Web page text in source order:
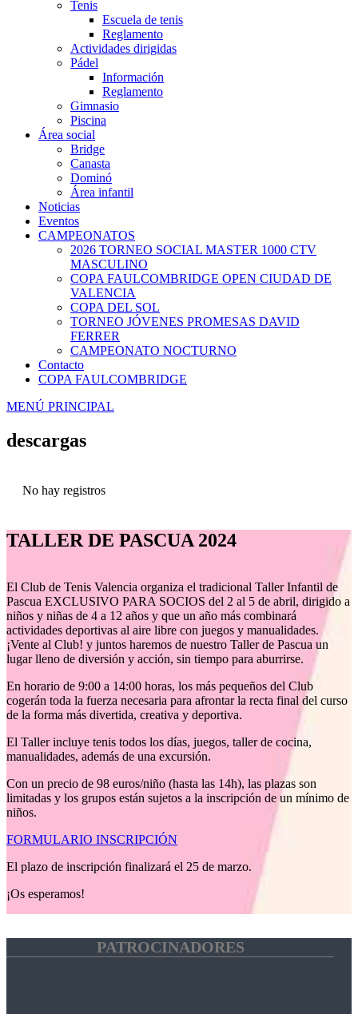
Tenis
Escuela de tenis
Reglamento
Actividades dirigidas
Pádel
Información
Reglamento
Gimnasio
Piscina
Área social
Bridge
Canasta
Dominó
Área infantil
Noticias
Eventos
CAMPEONATOS
2026 TORNEO SOCIAL MASTER 1000 CTV
MASCULINO
COPA FAULCOMBRIDGE OPEN CIUDAD DE
VALENCIA
COPA DEL SOL
TORNEO JÓVENES PROMESAS DAVID
FERRER
CAMPEONATO NOCTURNO
Contacto
COPA FAULCOMBRIDGE
MENÚ PRINCIPAL
descargas
No hay registros
TALLER DE PASCUA 2024
El Club de Tenis Valencia organiza el tradicional Taller Infantil de
Pascua EXCLUSIVO PARA SOCIOS del 2 al 5 de abril, dirigido a
niños y niñas de 4 a 12 años y que un año más combinará
actividades deportivas al aire libre con juegos y manualidades.
¡Vente al Club! y juntos haremos de nuestro Taller de Pascua un
lugar lleno de diversión y acción, sin tiempo para aburrirse.
En horario de 9:00 a 14:00 horas, los más pequeños del Club
cogerán toda la fuerza necesaria para afrontar la recta final del curso
de la forma más divertida, creativa y deportiva.
El Taller incluye tenis todos los días, juegos, taller de cocina,
manualidades, además de una excursión.
Con un precio de 98 euros/niño (hasta las 14h), las plazas son
limitadas y los grupos están sujetos a la inscripción de un mínimo de
niños.
FORMULARIO INSCRIPCIÓN
El plazo de inscripción finalizará el 25 de marzo.
¡Os esperamos!
PATROCINADORES